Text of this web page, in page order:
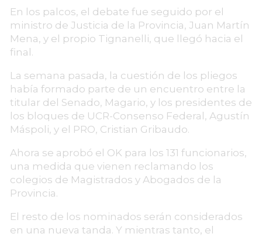
En los palcos, el debate fue seguido por el
ministro de Justicia de la Provincia, Juan Martín
Mena, y el propio Tignanelli, que llegó hacia el
final.
La semana pasada, la cuestión de los pliegos
había formado parte de un encuentro entre la
titular del Senado, Magario, y los presidentes de
los bloques de UCR-Consenso Federal, Agustín
Máspoli, y el PRO, Cristian Gribaudo.
Ahora se aprobó el OK para los 131 funcionarios,
una medida que vienen reclamando los
colegios de Magistrados y Abogados de la
Provincia.
El resto de los nominados serán considerados
en una nueva tanda. Y mientras tanto, el